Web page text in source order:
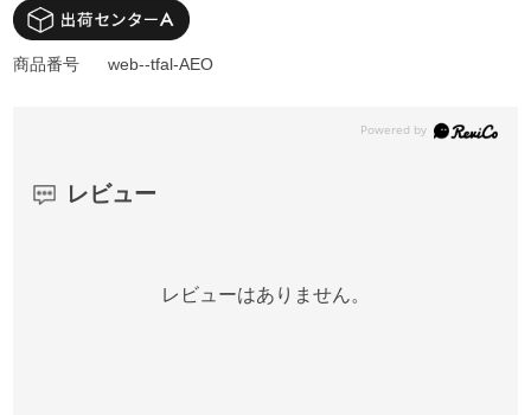
商品番号 web--tfal-AEO
レビュー
レビューはありません。